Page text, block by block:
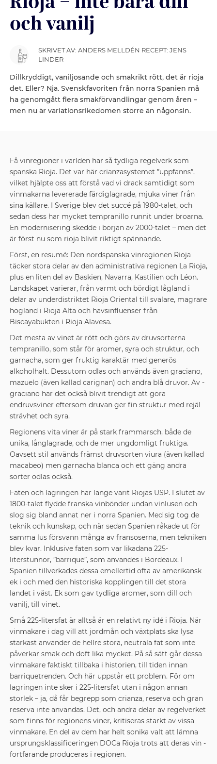
och vanilj
SKRIVET AV: ANDERS MELLDÉN RECEPT: JENS
LINDER
Dillkryddigt, vaniljosande och smakrikt rött, det är rioja
det. Eller? Nja. Svenskfavoriten från norra Spanien må
ha genomgått flera smakförvandlingar genom åren –
men nu är variationsrikedomen större än någonsin.
Få vinregioner i världen har så ­tydliga regelverk som
spanska Rioja. Det var här ­crianzasystemet ”uppfanns”,
vilket hjälpte oss att förstå vad vi drack ­samtidigt som
vinmakarna levererade färdiglagrade, mjuka ­viner från
sina källare. I Sverige blev det succé på 1980-talet, och
sedan dess har mycket ­tempranillo runnit under broarna.
En modernisering skedde i början av 2000-talet – men det
är först nu som rioja blivit riktigt spännande.
Först, en resumé: Den nordspanska vin­regionen Rioja
täcker stora delar av den administrativa regionen La Rioja,
plus en liten del av Baskien, Navarra, Kastilien och Léon.
Land­skapet varierar, från varmt och bördigt ­lågland i
delar av underdistriktet Rioja Oriental till ­svalare, magrare
högland i Rioja Alta och havs­influenser från
Biscayabukten i Rioja Alavesa.
Det mesta av vinet är rött och görs av druv­sorterna
tempranillo, som står för aromer, syra och struktur, och
garnacha, som ger ­fruktig ­karaktär med generös
alkoholhalt. Dessutom odlas och används även graciano,
mazuelo (även kallad carignan) och andra blå druvor. Av ­
graciano har det också blivit trendigt att göra
endruvsviner eftersom druvan ger fin struktur med rejäl
strävhet och syra.
Regionens vita viner är på stark frammarsch, både de
unika, långlagrade, och de mer ungdomligt fruktiga.
Oavsett stil används främst druvsorten viura (även kallad
macabeo) men garnacha blanca och ett gäng andra
sorter odlas också.
Faten och lagringen har länge varit ­Riojas USP. I slutet av
1800-talet flydde franska vin­bönder undan vinlusen och
slog sig bland ­annat ner i norra Spanien. Med sig tog de
teknik och kunskap, och när sedan Spanien råkade ut för
samma lus försvann många av fransoserna, men tekniken
blev kvar. Inklusive faten som var likadana 225-
literstunnor, ”barrique”, som användes i Bordeaux. I
Spanien tillverkades dessa emellertid ofta av amerikansk
ek i och med den historiska kopplingen till det stora
landet i väst. Ek som gav tydliga aromer, som dill och
vanilj, till vinet.
Små 225-litersfat är alltså är en relativt ny idé i Rioja. När
vinmakare i dag vill att jordmån och växtplats ska lysa
starkast använder de hellre stora, neutrala fat som inte
påverkar smak och doft lika mycket. På så sätt går dessa
vinmakare faktiskt tillbaka i historien, till tiden innan
barriquetrenden. Och här uppstår ett problem. För om
lagringen inte sker i 225-litersfat utan i någon annan
storlek – ja, då får begrepp som crianza, reserva och gran
reserva inte användas. Det, och andra ­delar av ­regelverket
som finns för regionens ­viner, ­kritiseras starkt av vissa
vin­makare. En del av dem har helt sonika valt att lämna
ursprungsklass­ifi­ceringen DOCa Rioja trots att deras vin ­
fortfarande produceras i regionen.